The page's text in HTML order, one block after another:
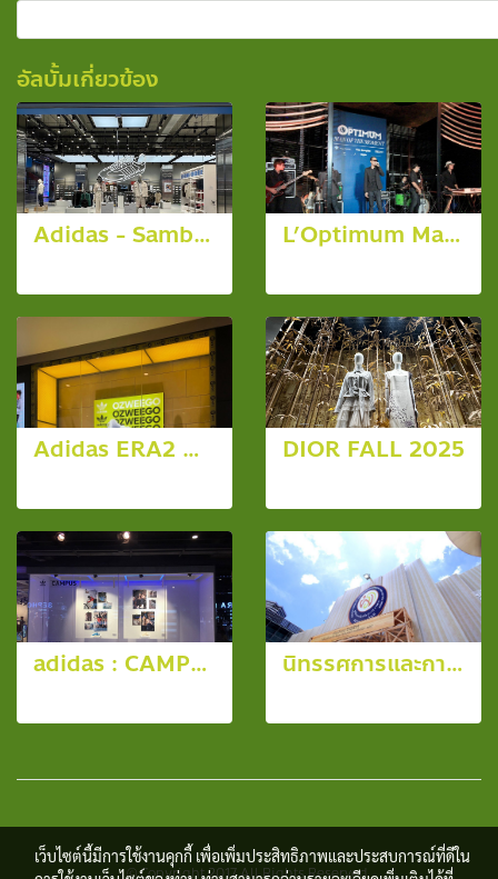
อัลบั้มเกี่ยวข้อง
Adidas - Samba @ Emsphere L’Optimum Man of the Moment
Adidas ERA2 OZWEEGO DIOR FALL 2025
adidas : CAMPUS นิทรรศการและการออกร้าน "อิ่มสุข ไรซ์เบอร์รี่ มาร์เก็ต"
© Copyright 2017 All Rights Reserved.
เว็บไซต์นี้มีการใช้งานคุกกี้ เพื่อเพิ่มประสิทธิภาพและประสบการณ์ที่ดีใน